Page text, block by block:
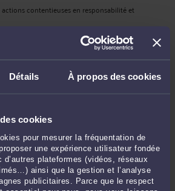
Détails À propos des cookies
cookies
pour mesurer la fréquentation de
une expérience utilisateur fondée
d’autres plateformes (vidéos, réseaux
ainsi que la gestion et l’analyse
publicitaires. Parce que le respect
contentieuses en responsabilité et
les arbitres
DES AFFAIRES ET DE LA
et recouvrement de créances et impayés
commerciaux
de distribution, d’approvisionnement,